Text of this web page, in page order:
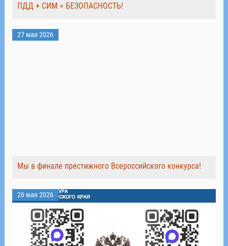
ПДД + СИМ = БЕЗОПАСНОСТЬ!
27 мая 2026
Мы в финале престижного Всероссийского конкурса!
26 мая 2026